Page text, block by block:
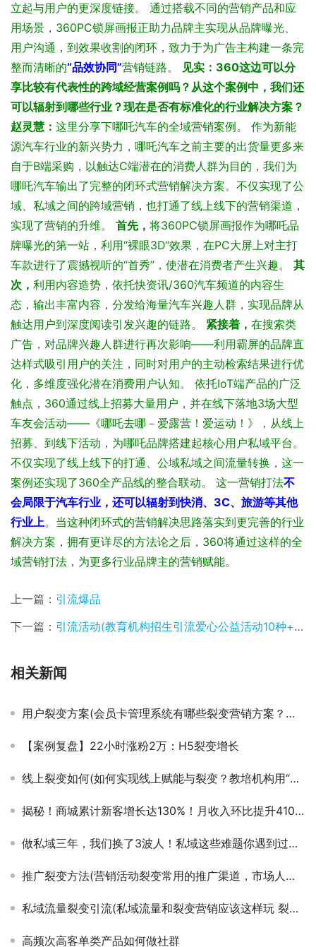
立起与用户的更深度链接。
通过搭载不同的营销产品和应
用场景，360PC锁屏画报正助力品牌主实现从品牌曝光、
用户沟通，到效果收割的闭环，致力于为广告主构建一条完
整而清晰的“品效协同”营销链路。
见实：360这边可以分
享比较有代表性的跨域经营案例吗？从这个案例中，我们还
可以辐射到哪些行业？现在是否有标准化的行业解决方案？
赵灵慧： 这里分享下哪吒汽车的全域营销案例。
作为新能
源汽车行业的新兴势力，哪吒汽车之前主要的出货量更多来
自于B端采购，以触达C端潜在的消费人群为目的，我们为
哪吒汽车输出了完整的闭环式营销解决方案。不仅实现了公
域、私域之间的跨域营销，也打通了线上线下的营销渠道，
实现了营销的升维。
首先， 将360PC锁屏画报作为哪吒品
牌曝光的第一站，利用“裸眼3D“效果，在PC大屏上对主打
车款进行了震撼视听的“首秀”，使潜在消费者产生兴趣。
其
次， 利用内容造势，依托快资讯/360汽车频道的内容生
态，输出丰富内容，分发给海量汽车兴趣人群，实现品牌从
触达用户到深度阅读引发兴趣的链路。
紧接着， 在搜索类
广告，对品牌兴趣人群进行再次影响——利用霸屏的品牌直
达样式吸引用户的关注，同时对用户的主动检索结果进行优
化，多维度强化潜在消费用户认知。
依托IoT端产品的广泛
触点，360通过线上招募大量用户，并在线下落地3场大型
车友会活动——《哪吒去哪－爱露营！爱运动！》，从线上
招募、到线下活动，为哪吒品牌搭建起核心用户私域平台。
不仅实现了线上线下的打通、公域私域之间流量转换，这一
案例还实现了360全产品线的整合联动。
这一营销打法不
会局限于汽车行业，还可以辐射到快消、3C、旅游等其他
行业上。当这种闭环式的营销解决思路落实到更完善的行业
解决方案，拥有更详尽的方法论之后，360将通过这样的全
域营销打法，为更多行业品牌主的营销赋能。
上一篇： 引流爆品
下一篇： 引流活动(教育机构招生引流爱心公益活动10种+礼品派送活动方案)
相关新闻
用户裂变方案(会员卡管理系统有哪些裂变营销方案？做好这几点让客户主动办卡)
【案例复盘】22小时涨粉2万：H5裂变增长
线上裂变如何(如何实现线上赋能与裂变？教培机构用“拿来主义”可解决)
揭秘！商城累计新客增长达130%！月收入环比提升410！
做私域三年，我们换了3波人！私域这些难题你遇到过吗？
推广裂变方法(营销活动裂变常用的推广渠道，市场人快来get)
私域流量裂变引流(私域流量和裂变营销应该这样玩 裂变营销这些技巧需掌握)
高频次高客单类产品如何做社群